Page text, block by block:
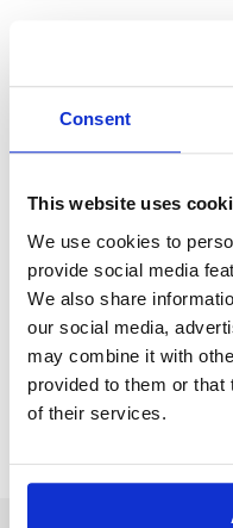
Consent
This website uses
We use cookies to
provide social media
We also share
our social media,
may combine it with
provided to them or that
of their services.
Conducente di
attestato
in Olanda
Penne